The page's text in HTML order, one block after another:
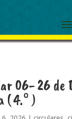
06- 26 de
( 4.° )